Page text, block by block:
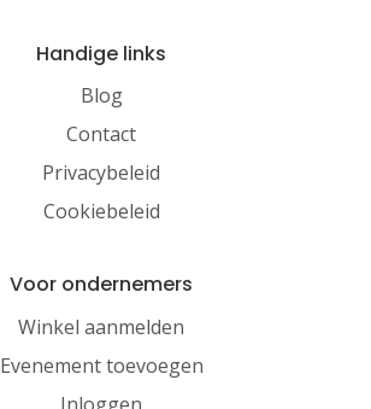
Handige links
Blog
Contact
Privacybeleid
Cookiebeleid
Voor ondernemers
Winkel aanmelden
Evenement toevoegen